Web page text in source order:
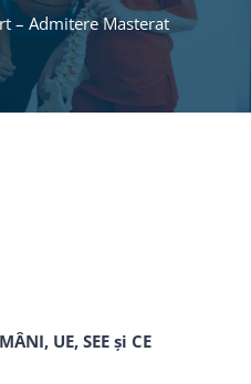
– Admitere Masterat
UE, SEE și CE